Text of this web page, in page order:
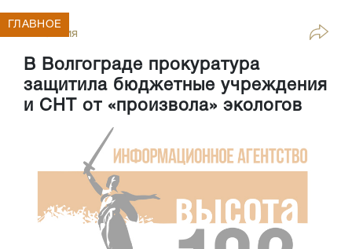
Экология
В Волгограде прокуратура
защитила бюджетные учреждения
и СНТ от «произвола» экологов
ГЛАВНОЕ